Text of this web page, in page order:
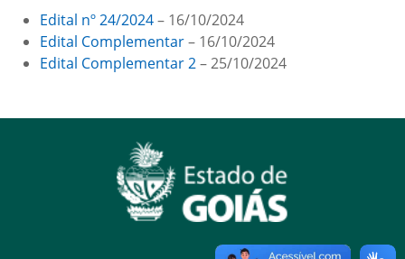
Edital nº 24/2024– 16/10/2024
Edital Complementar– 16/10/2024
Edital Complementar 2– 25/10/2024